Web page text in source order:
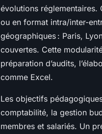
évolutions réglementaires.
ou en format intra/inter-
géographiques : Paris,
couvertes. Cette
préparation d’audits,
comme Excel.
Les objectifs
comptabilité, la gestion
membres et salariés. Un